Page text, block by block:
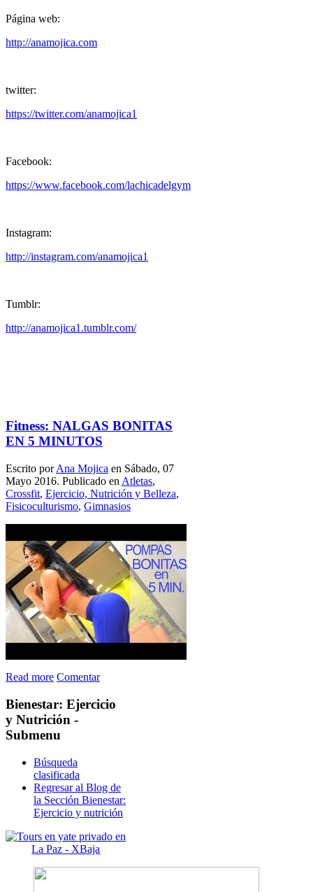
Página web:
http://anamojica.com
twitter:
https://twitter.com/anamojica1
Facebook:
https://www.facebook.com/lachicadelgym
Instagram:
http://instagram.com/anamojica1
Tumblr:
http://anamojica1.tumblr.com/
Fitness: NALGAS BONITAS
EN 5 MINUTOS
Escrito porAna Mojica en Sábado, 07
Mayo 2016. Publicado en Atletas,
Crossfit, Ejercicio, Nutrición y Belleza,
Fisicoculturismo, Gimnasios
Read more Comentar
Bienestar: Ejercicio
y Nutrición -
Submenu
Búsqueda
clasificada
Regresar al Blog de
la Sección Bienestar:
Ejercicio y nutrición